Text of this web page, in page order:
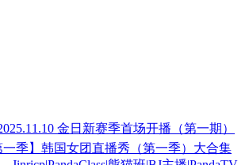
金日新赛季首场开播（第一期）